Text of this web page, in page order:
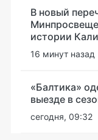
В новый
истории
16 минут назад
«Балтика»
выезде в
сегодня, 09:32